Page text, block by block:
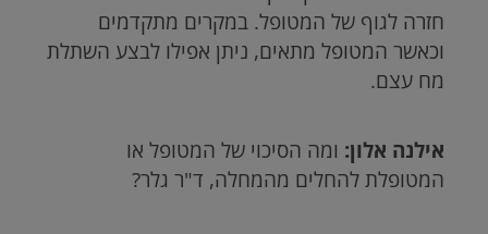
חזרה לגוף של המטופל. במקרים מתקדמים
וכאשר המטופל מתאים, ניתן אפילו לבצע השתלת
מח עצם.
אילנה אלון: ומה הסיכוי של המטופל או
המטופלת להחלים מהמחלה, ד"ר גלר?